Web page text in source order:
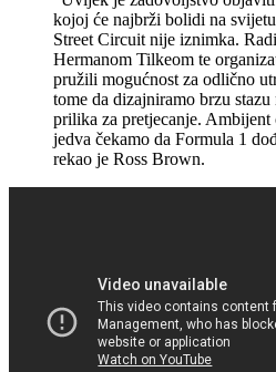
kojoj će najbrži bolidi na
Street Circuit nije iznimka.
Hermanom Tilkeom te
pružili mogućnost za odlično
tome da dizajniramo brzu
prilika za pretjecanje. Ambijent
jedva čekamo da Formula 1
rekao je Ross Brown.